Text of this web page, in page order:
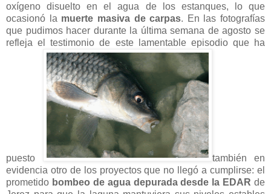
oxígeno disuelto en el agua de los estanques, lo que
ocasionó la muerte masiva de carpas. En las fotografías
que pudimos hacer durante la última semana de agosto se
refleja el testimonio de este lamentable episodio que ha
puesto
también en
evidencia otro de los proyectos que no llegó a cumplirse: el
prometido bombeo de agua depurada desde la EDAR de